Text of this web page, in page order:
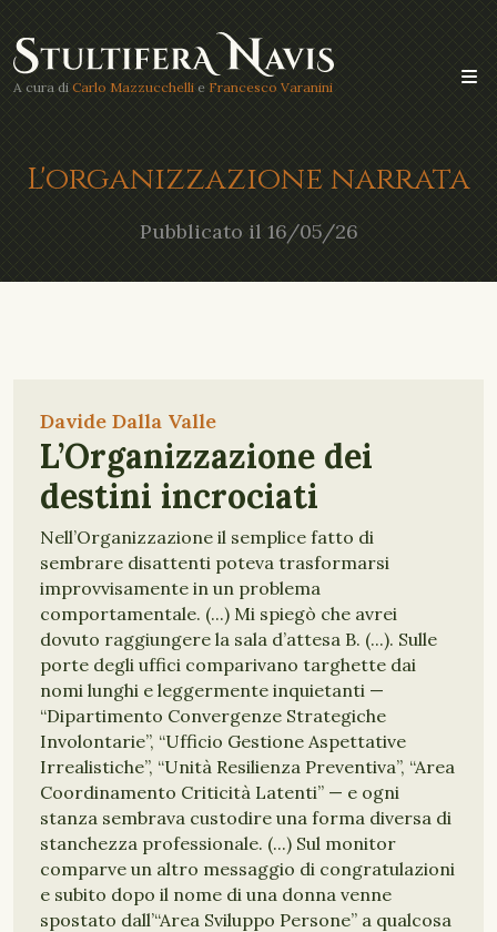
A cura di Carlo Mazzucchelli e Francesco Varanini
L'organizzazione narrata
Pubblicato il 16/05/26
Davide Dalla Valle
L’Organizzazione dei
destini incrociati
Nell’Organizzazione il semplice fatto di
sembrare disattenti poteva trasformarsi
improvvisamente in un problema
comportamentale. (...) Mi spiegò che avrei
dovuto raggiungere la sala d’attesa B. (...). Sulle
porte degli uffici comparivano targhette dai
nomi lunghi e leggermente inquietanti —
“Dipartimento Convergenze Strategiche
Involontarie”, “Ufficio Gestione Aspettative
Irrealistiche”, “Unità Resilienza Preventiva”, “Area
Coordinamento Criticità Latenti” — e ogni
stanza sembrava custodire una forma diversa di
stanchezza professionale. (...) Sul monitor
comparve un altro messaggio di congratulazioni
e subito dopo il nome di una donna venne
spostato dall’“Area Sviluppo Persone” a qualcosa